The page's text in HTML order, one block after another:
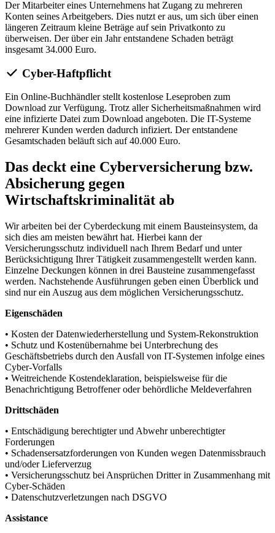
Der Mitarbeiter eines Unternehmens hat Zugang zu mehreren
Konten seines Arbeitgebers. Dies nutzt er aus, um sich über einen
längeren Zeitraum kleine Beträge auf sein Privatkonto zu
überweisen. Der über ein Jahr entstandene Schaden beträgt
insgesamt 34.000 Euro.
Cyber-Haftpflicht
Ein Online-Buchhändler stellt kostenlose Leseproben zum
Download zur Verfügung. Trotz aller Sicherheitsmaßnahmen wird
eine infizierte Datei zum Download angeboten. Die IT-Systeme
mehrerer Kunden werden dadurch infiziert. Der entstandene
Gesamtschaden beläuft sich auf 40.000 Euro.
Das deckt eine Cyberversicherung bzw.
Absicherung gegen
Wirtschaftskriminalität ab
Wir arbeiten bei der Cyberdeckung mit einem Bausteinsystem, da
sich dies am meisten bewährt hat. Hierbei kann der
Versicherungsschutz individuell nach Ihrem Bedarf und unter
Berücksichtigung Ihrer Tätigkeit zusammengestellt werden kann.
Einzelne Deckungen können in drei Bausteine zusammengefasst
werden. Nachstehende Ausführungen geben einen Überblick und
sind nur ein Auszug aus dem möglichen Versicherungsschutz.
Eigenschäden
• Kosten der Datenwiederherstellung und System-Rekonstruktion
• Schutz und Kostenübernahme bei Unterbrechung des
Geschäftsbetriebs durch den Ausfall von IT-Systemen infolge eines
Cyber-Vorfalls
• Weitreichende Kostendeklaration, beispielsweise für die
Benachrichtigung Betroffener oder behördliche Meldeverfahren
Drittschäden
• Entschädigung berechtigter und Abwehr unberechtigter
Forderungen
• Schadensersatzforderungen von Kunden wegen Datenmissbrauch
und/oder Lieferverzug
• Versicherungsschutz bei Ansprüchen Dritter in Zusammenhang mit
Cyber-Schäden
• Datenschutzverletzungen nach DSGVO
Assistance